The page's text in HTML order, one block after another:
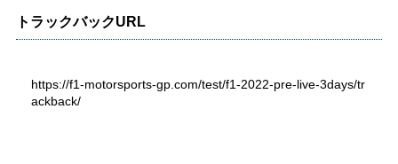
トラックバックURL
https://f1-motorsports-gp.com/test/f1-2022-pre-live-3days/tr
ackback/